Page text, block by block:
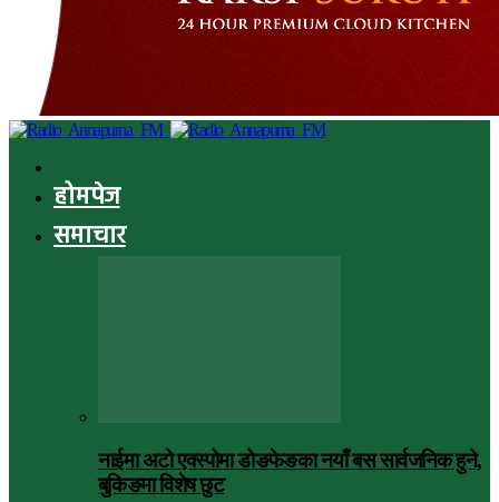
होमपेज
समाचार
नाईमा अटो एक्स्पोमा डोङफेङका नयाँ बस सार्वजनिक हुने,
बुकिङमा विशेष छुट